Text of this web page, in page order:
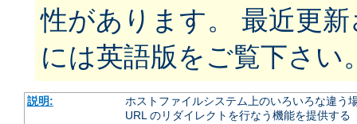
性があります。 最近更
には英語版をご覧下さい
説明:
ホストファイルシステム上のいろいろな違う
URL のリダイレクトを行なう機能を提供する